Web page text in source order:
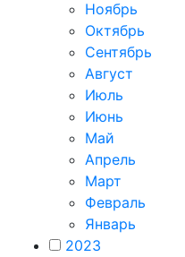
Ноябрь
Октябрь
Сентябрь
Август
Июль
Июнь
Май
Апрель
Март
Февраль
Январь
2023